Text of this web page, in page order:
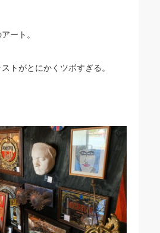
ート。
トがとにかくツボすぎる。